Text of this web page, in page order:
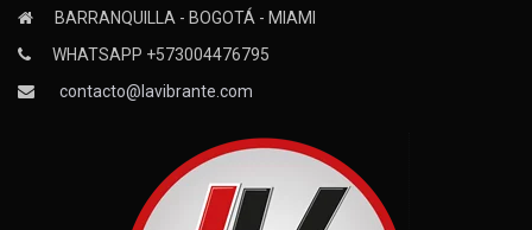
BARRANQUILLA - BOGOTÁ - MIAMI
WHATSAPP +573004476795
contacto@lavibrante.com